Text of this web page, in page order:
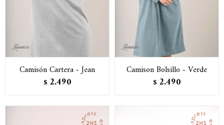
Camisón Cartera - Jean
$ 2.490
Camison Bolsillo - Verde
$ 2.490